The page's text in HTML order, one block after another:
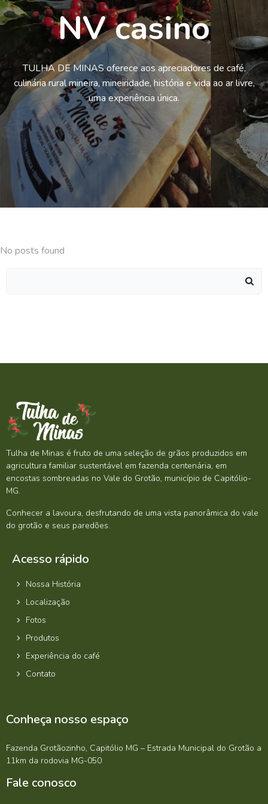
NV casino
TULHA DE MINAS oferece aos apreciadores de café,
culinária rural mineira, mineiridade, história e vida ao ar livre,
uma experiência única.
No posts found
Tulha de Minas é fruto de uma seleção de grãos produzidos em
agricultura familiar sustentável em fazenda centenária, em
encostas sombreadas no Vale do Grotão, município de Capitólio-
MG.
Conhecer a lavoura, desfrutando de uma vista panorâmica do vale
do grotão e seus paredões.
Acesso rápido
Nossa História
Localização
Fotos
Produtos
Experiência do café
Contato
Conheça nosso espaço
Fazenda Grotãozinho, Capitólio MG – Estrada Municipal do Grotão a
11km da rodovia MG-050
Fale conosco